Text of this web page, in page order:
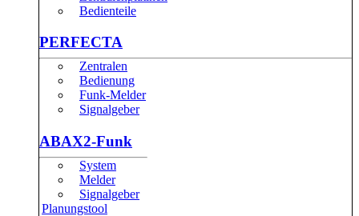
Bedienteile
PERFECTA
Zentralen
Bedienung
Funk-Melder
Signalgeber
ABAX2-Funk
System
Melder
Signalgeber
Planungstool